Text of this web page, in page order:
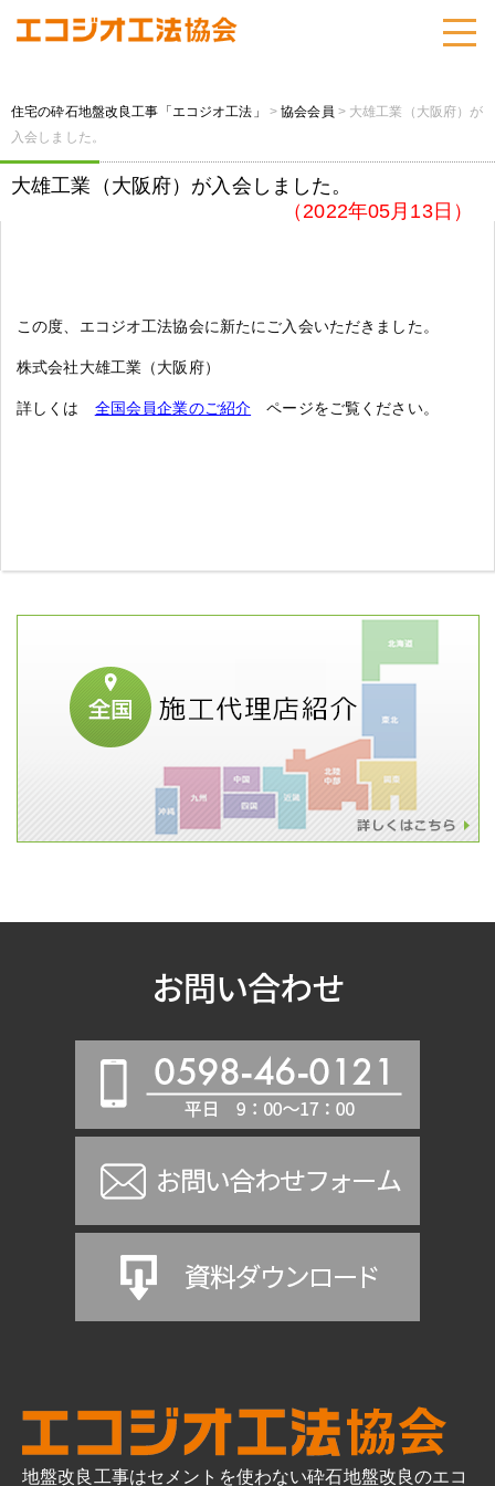
住宅の砕石地盤改良工事「エコジオ工法」 >協会会員 > 大雄工業（大阪府）が
入会しました。
大雄工業（大阪府）が入会しました。
（2022年05月13日）
この度、エコジオ工法協会に新たにご入会いただきました。
株式会社大雄工業（大阪府）
詳しくは 全国会員企業のご紹介 ページをご覧ください。
お問い合わせ
地盤改良工事はセメントを使わない砕石地盤改良のエコ